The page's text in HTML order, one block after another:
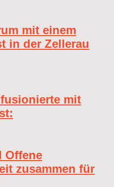
mit einem
in der Zellerau
mit
Offene
zusammen für